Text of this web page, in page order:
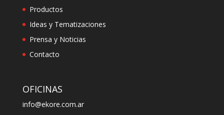
Productos
Ideas y Tematizaciones
Prensa y Noticias
Contacto
OFICINAS
info@ekore.com.ar